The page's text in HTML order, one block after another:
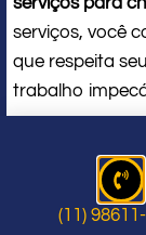
serviços, você
que respeita
trabalho
Problema
indicam a
(11)